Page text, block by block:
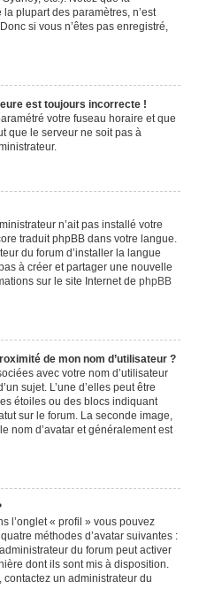
plupart des paramètres, n’est
si vous n’êtes pas enregistré,
est toujours incorrecte !
votre fuseau horaire et que
que le serveur ne soit pas à
n’ait pas installé votre
traduit phpBB dans votre langue.
du forum d’installer la langue
à créer et partager une nouvelle
sur le site Internet de phpBB
de mon nom d’utilisateur ?
avec votre nom d’utilisateur
sujet. L’une d’elles peut être
étoiles ou des blocs indiquant
sur le forum. La seconde image,
nom d’avatar et généralement est
l’onglet « profil » vous pouvez
méthodes d’avatar suivantes :
du forum peut activer
dont ils sont mis à disposition.
contactez un administrateur du